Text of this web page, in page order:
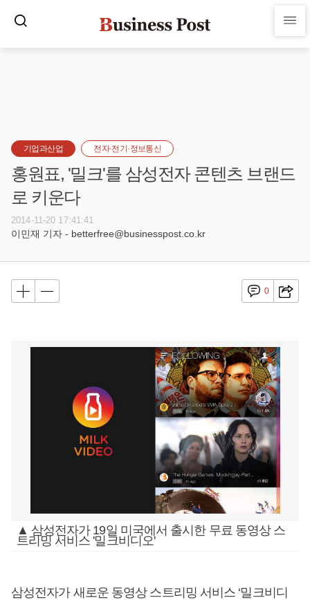
기업과산업 전자·전기·정보통신
홍원표, '밀크'를 삼성전자 콘텐츠 브랜드
로 키운다
2014-11-20 17:41:41
이민재 기자 - betterfree@businesspost.co.kr
0
▲ 삼성전자가 19일 미국에서 출시한 무료 동영상 스
트리밍 서비스 '밀크비디오'
삼성전자가 새로운 동영상 스트리밍 서비스 ‘밀크비디